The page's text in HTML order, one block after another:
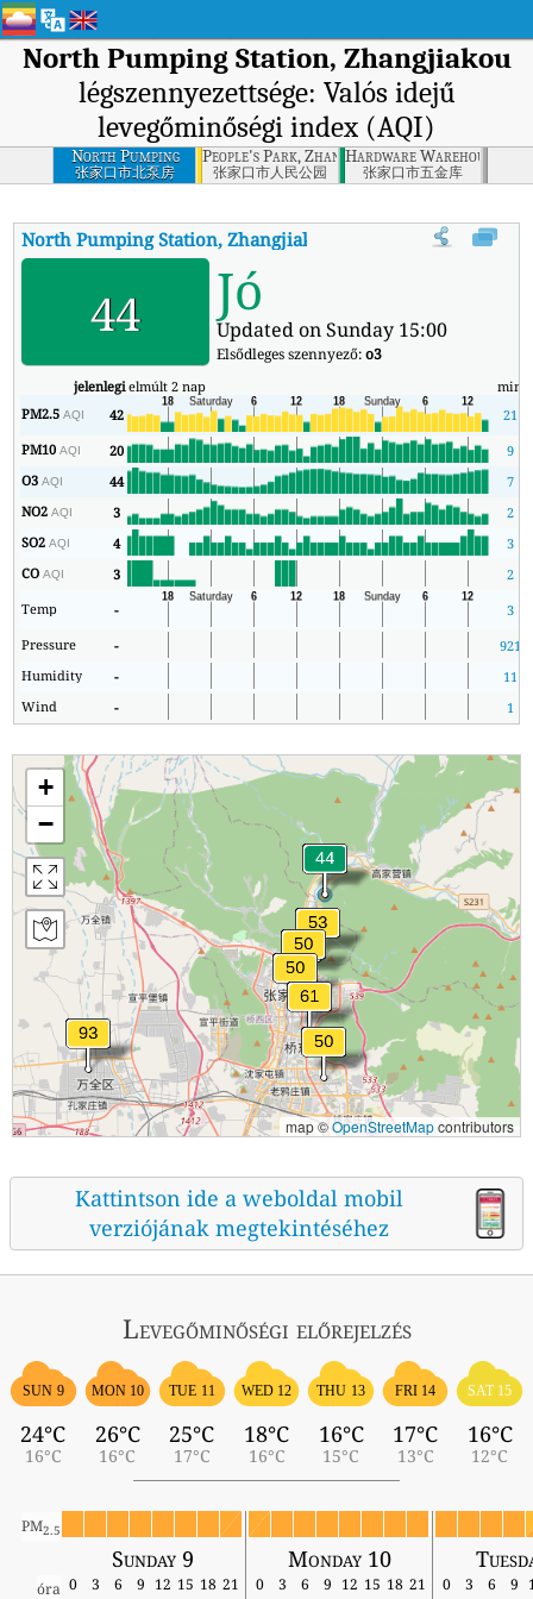
North Pumping Station, Zhangjiakou
légszennyezettsége: Valós idejű
levegőminőségi index (AQI)
North Pumping
Station,
Zhangjiakou
张家口市北泵房
People's Park, Zhangjiakou
张家口市人民公园
Hardware Warehouse,
张家口市五金库
North Pumping Station, Zhangjiakou North Pumping
44 Jó
Updated on Sunday 15:00
Elsődleges szennyező:o3
jelenlegielmúlt 2 nap min
PM2.5AQI 42 21
PM10AQI 20 9
O3AQI 44 7
NO2AQI 3
2
SO2AQI 4
3
COAQI 3
2
Temp
- 3
Pressure
- 921
Humidity
- 11
Wind
- 1
+
−
map ©OpenStreetMapcontributors
Kattintson ide a weboldal mobil
verziójának megtekintéséhez
Levegőminőségi előrejelzés
SUN 9
24°C
16°C
MON 10
26°C
16°C
TUE 11
25°C
17°C
WED 12
18°C
16°C
THU 13
16°C
15°C
FRI 14
17°C
13°C
SAT 15
16°C
12°C
PM2.5
Sunday 9 Monday 10
óra 0 3 6 9 12 15 18 21 0 3 6 9 12 15 18 21 0 3 6 9